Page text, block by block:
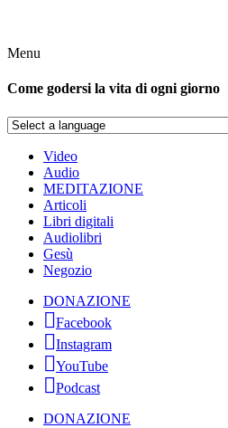
Menu
Come godersi la vita di ogni giorno
Video
Audio
MEDITAZIONE
Articoli
Libri digitali
Audiolibri
Gesù
Negozio
DONAZIONE
Facebook
Instagram
YouTube
Podcast
DONAZIONE